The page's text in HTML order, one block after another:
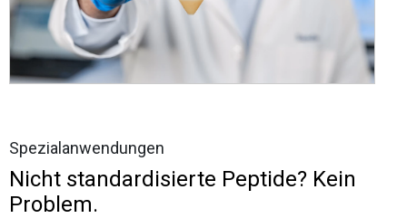
Spezialanwendungen
Nicht standardisierte Peptide? Kein
Problem.